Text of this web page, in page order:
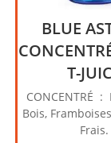
BLUE
T-
CONCENTRÉ :
Bois,
Frais.